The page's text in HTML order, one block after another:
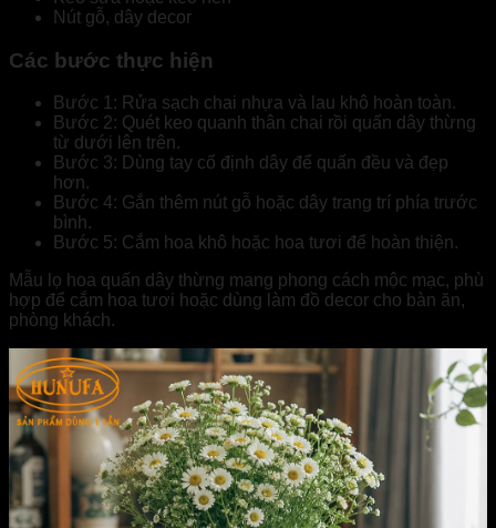
Nút gỗ, dây decor
Các bước thực hiện
Bước 1: Rửa sạch chai nhựa và lau khô hoàn toàn.
Bước 2: Quét keo quanh thân chai rồi quấn dây thừng
từ dưới lên trên.
Bước 3: Dùng tay cố định dây để quấn đều và đẹp
hơn.
Bước 4: Gắn thêm nút gỗ hoặc dây trang trí phía trước
bình.
Bước 5: Cắm hoa khô hoặc hoa tươi để hoàn thiện.
Mẫu lọ hoa quấn dây thừng mang phong cách mộc mạc, phù
hợp để cắm hoa tươi hoặc dùng làm đồ decor cho bàn ăn,
phòng khách.